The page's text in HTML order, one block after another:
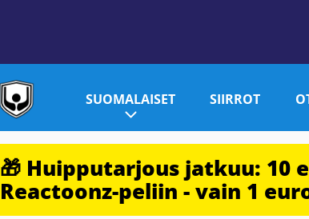
SUOMALAISET SIIRROT
🎁 Huipputarjous jatkuu: 10
Reactoonz-peliin - vain 1